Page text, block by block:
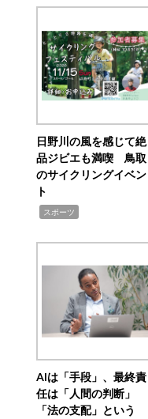
日野川の風を感じて絶
品ジビエも満喫 鳥取
のサイクリングイベン
ト
スポーツ
AIは「手段」、最終責
任は「人間の判断」
「法の支配」という